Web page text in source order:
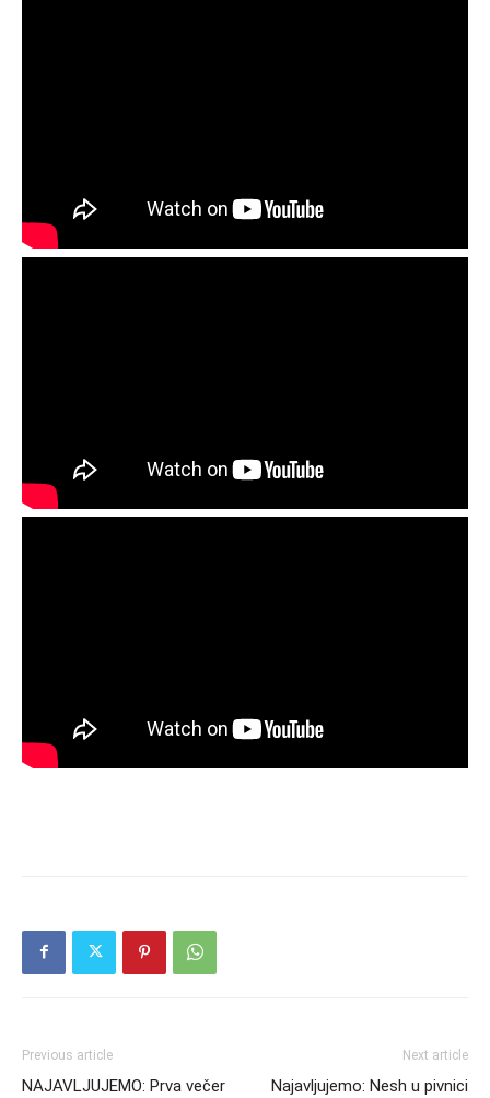
Previous article
NAJAVLJUJEMO: Prva večer
Next article
Najavljujemo: Nesh u pivnici